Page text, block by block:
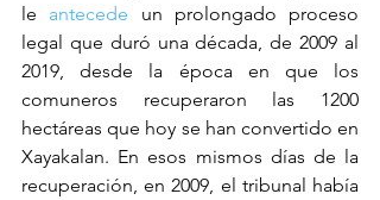
le antecede un prolongado proceso
legal que duró una década, de 2009 al
2019, desde la época en que los
comuneros recuperaron las 1200
hectáreas que hoy se han convertido en
Xayakalan. En esos mismos días de la
recuperación, en 2009, el tribunal había